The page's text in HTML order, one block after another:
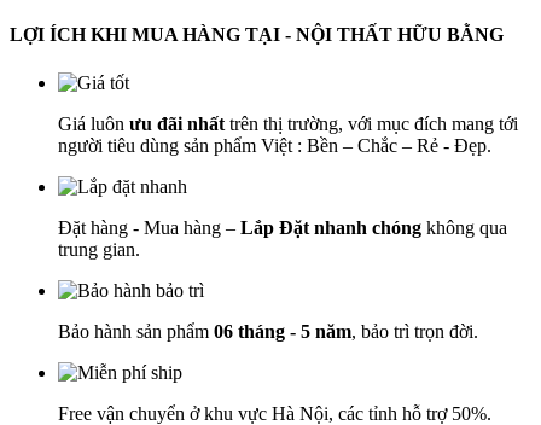
LỢI ÍCH KHI MUA HÀNG TẠI - NỘI THẤT HỮU BẰNG
Giá luôn ưu đãi nhất trên thị trường, với mục đích mang tới
người tiêu dùng sản phẩm Việt : Bền – Chắc – Rẻ - Đẹp.
Đặt hàng - Mua hàng – Lắp Đặt nhanh chóng không qua
trung gian.
Bảo hành sản phẩm 06 tháng - 5 năm, bảo trì trọn đời.
Free vận chuyển ở khu vực Hà Nội, các tỉnh hỗ trợ 50%.